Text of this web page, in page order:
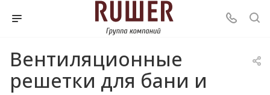
Вентиляционные
решетки для бани и